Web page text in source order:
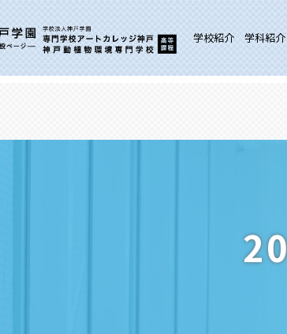
学校紹介 学科紹介